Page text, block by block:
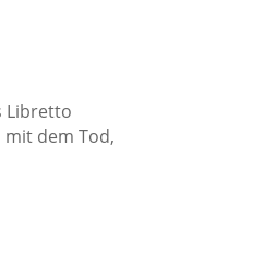
Libretto
mit dem Tod,